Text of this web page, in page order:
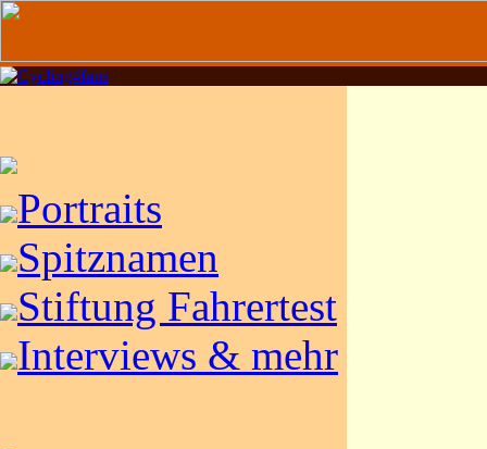
Portraits
Spitznamen
Stiftung Fahrertest
Interviews & mehr